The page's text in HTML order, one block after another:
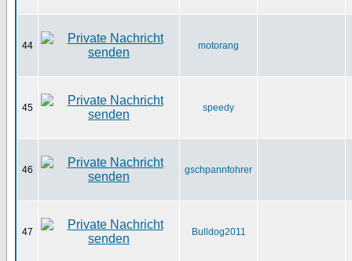
44 motorang
45 speedy
46 gschpannfohrer
47 Bulldog2011